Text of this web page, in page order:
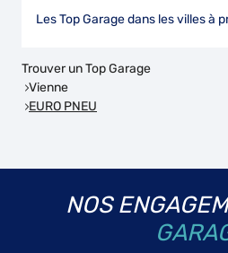
Les Top Garage dans les villes à
Trouver un Top Garage
Vienne
EURO PNEU
NOS